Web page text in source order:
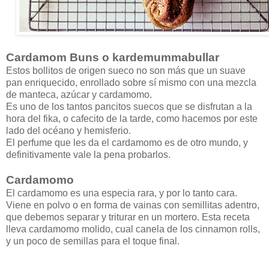
Cardamom Buns o kardemummabullar
Estos bollitos de origen sueco no son más que un suave
pan enriquecido, enrollado sobre sí mismo con una mezcla
de manteca, azúcar y cardamomo.
Es uno de los tantos pancitos suecos que se disfrutan a la
hora del fika, o cafecito de la tarde, como hacemos por este
lado del océano y hemisferio.
El perfume que les da el cardamomo es de otro mundo, y
definitivamente vale la pena probarlos.
Cardamomo
El cardamomo es una especia rara, y por lo tanto cara.
Viene en polvo o en forma de vainas con semillitas adentro,
que debemos separar y triturar en un mortero. Esta receta
lleva cardamomo molido, cual canela de los cinnamon rolls,
y un poco de semillas para el toque final.